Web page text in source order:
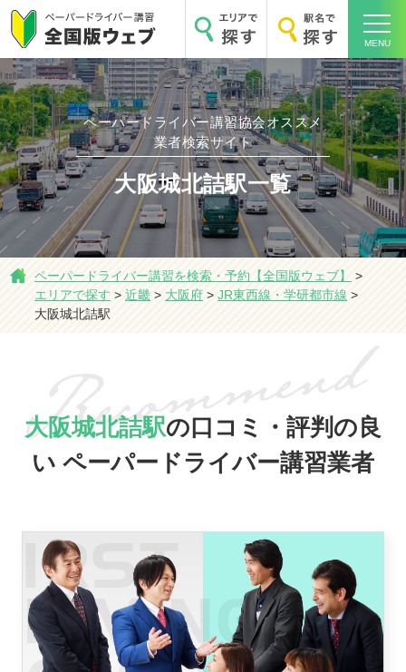
MENU
ホーム
エリアで探す
講習トピックス
ペーパードライバー講習協会オススメ
業者検索サイト
大阪城北詰駅一覧
ペーパードライバー講習を検索・予約【全国版ウェブ】
>
エリアで探す > 近畿 > 大阪府 > JR東西線・学研都市線 >
大阪城北詰駅
大阪城北詰駅の口コミ・評判の良
い ペーパードライバー講習業者